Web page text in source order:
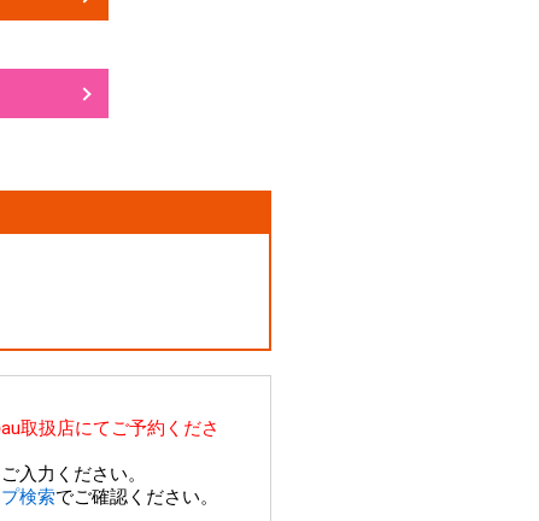
取扱店にてご予約くださ
入力ください。
検索でご確認ください。